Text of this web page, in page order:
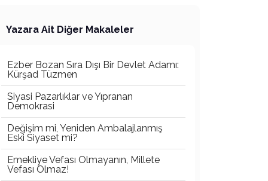
Yazara Ait Diğer Makaleler
Ezber Bozan Sıra Dışı Bir Devlet Adamı:
Kürşad Tüzmen
Siyasi Pazarlıklar ve Yıpranan
Demokrasi
Değişim mi, Yeniden Ambalajlanmış
Eski Siyaset mi?
Emekliye Vefası Olmayanın, Millete
Vefası Olmaz!